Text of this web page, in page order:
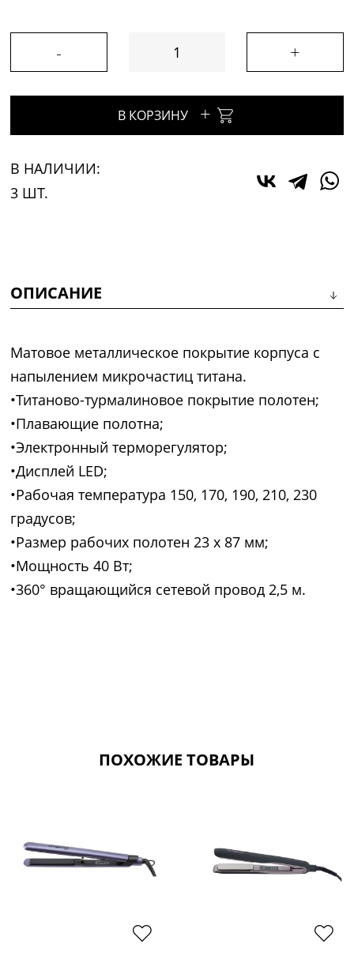
- +
В КОРЗИНУ +
В НАЛИЧИИ:
3 ШТ.
ОПИСАНИЕ
Матовое металлическое покрытие корпуса с
напылением микрочастиц титана.
•Титаново-турмалиновое покрытие полотен;
•Плавающие полотна;
•Электронный терморегулятор;
•Дисплей LED;
•Рабочая температура 150, 170, 190, 210, 230
градусов;
•Размер рабочих полотен 23 х 87 мм;
•Мощность 40 Вт;
•360° вращающийся сетевой провод 2,5 м.
ПОХОЖИЕ ТОВАРЫ